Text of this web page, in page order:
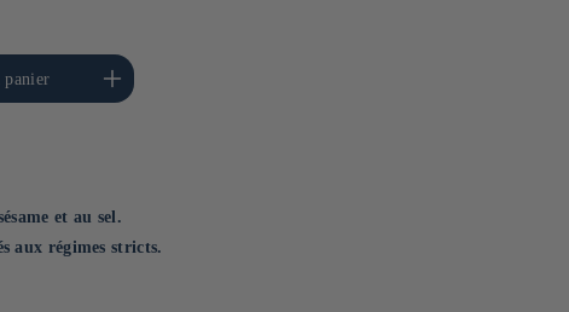
panier
Augmenter la quantité de
Default Title
et au sel.
aux régimes stricts.